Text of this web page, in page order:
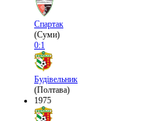
Спартак
(Суми)
0:1
Будівельник
(Полтава)
1975